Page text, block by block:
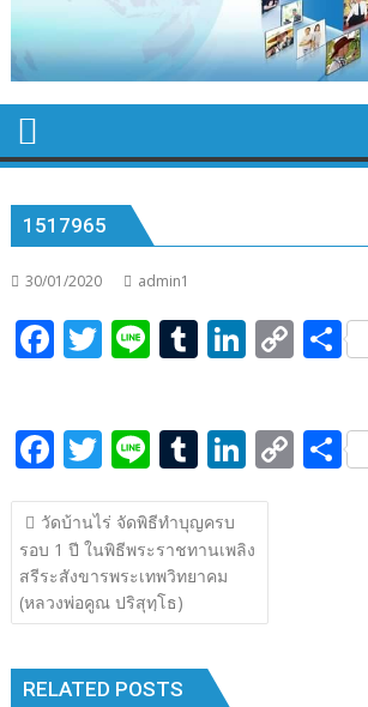
1517965
30/01/2020 admin1
F
b
o
o
k
T
er
Li T
bl
r
Li
e
dI
C
y
S
e
F
ac
e
b
o
o
k
T
w
itt
er
Li
n
e
T
u
m
bl
Li
n
e
n
C S
แนะแนว
เรื่อง
วัดบ้านไร่ จัดพิธีทำบุญครบ
รอบ 1 ปี ในพิธีพระราชทานเพลิง
สรีระสังขารพระเทพวิทยาคม
(หลวงพ่อคูณ ปริสุทฺโธ)
RELATED POSTS